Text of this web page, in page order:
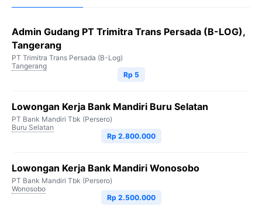
Admin Gudang PT Trimitra Trans Persada (B-LOG),
Tangerang
PT Trimitra Trans Persada (B-Log)
Tangerang
Rp 5
Lowongan Kerja Bank Mandiri Buru Selatan
PT Bank Mandiri Tbk (Persero)
Buru Selatan
Rp 2.800.000
Lowongan Kerja Bank Mandiri Wonosobo
PT Bank Mandiri Tbk (Persero)
Wonosobo
Rp 2.500.000